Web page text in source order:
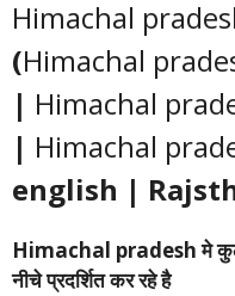
Himachal
(Himachal
| Himachal
| Himachal
english |
Himachal pradesh मे कुल
नीचे प्रदर्शित कर रहे है